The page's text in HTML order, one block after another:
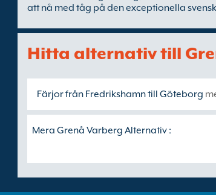
att nå med tåg på den exceptionella
Hitta alternativ till
Färjor från Fredrikshamn till Göteborg
Mera Grenå Varberg Alternativ :